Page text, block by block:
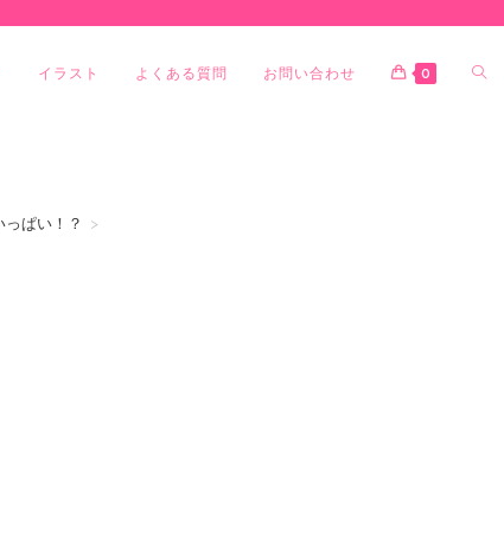
イラスト よくある質問 お問い合わせ 0
ぱい！？ >